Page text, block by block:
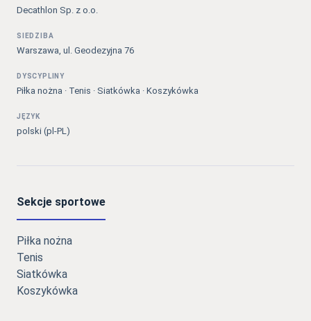
Decathlon Sp. z o.o.
SIEDZIBA
Warszawa, ul. Geodezyjna 76
DYSCYPLINY
Piłka nożna · Tenis · Siatkówka · Koszykówka
JĘZYK
polski (pl-PL)
Sekcje sportowe
Piłka nożna
Tenis
Siatkówka
Koszykówka